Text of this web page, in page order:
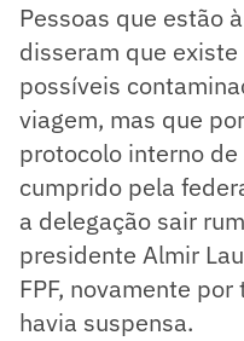
Pessoas que estão
disseram que
possíveis
viagem, mas que
protocolo interno
cumprido pela
a delegação sair
presidente Almir
FPF, novamente
havia suspensa.